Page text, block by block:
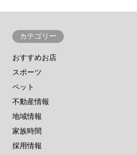
カテゴリー
おすすめお店
スポーツ
ペット
不動産情報
地域情報
家族時間
採用情報